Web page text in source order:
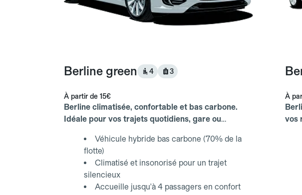
Berline green 4 3
À partir de 15€
Berline climatisée, confortable et bas carbone.
Idéale pour vos trajets quotidiens, gare ou
Véhicule hybride bas carbone (70% de la
flotte)
Climatisé et insonorisé pour un trajet
silencieux
Accueille jusqu'à 4 passagers en confort
À
vos